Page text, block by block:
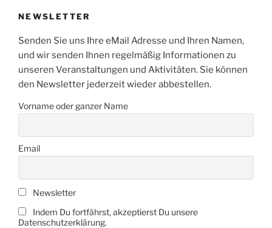
NEWSLETTER
Senden Sie uns Ihre eMail Adresse und Ihren Namen,
und wir senden Ihnen regelmäßig Informationen zu
unseren Veranstaltungen und Aktivitäten. Sie können
den Newsletter jederzeit wieder abbestellen.
Vorname oder ganzer Name
Email
Newsletter
Indem Du fortfährst, akzeptierst Du unsere
Datenschutzerklärung.